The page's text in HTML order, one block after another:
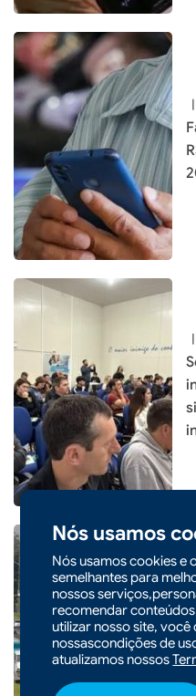
Nós usamos
Nós usamos cookies e
semelhantes para
nossos
recomendar
utilizar nosso site,
nossascondições de
atualizamos nossos
|
|
|